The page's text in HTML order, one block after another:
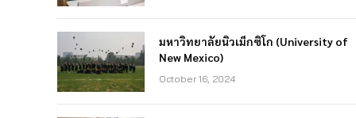
มหาวิทยาลัยนิวเม็กซิโก (University of
New Mexico)
October 16, 2024